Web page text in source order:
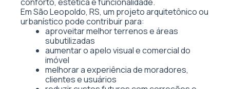
Em São Leopoldo, RS, um projeto arquitetônico ou
urbanístico pode contribuir para:
aproveitar melhor terrenos e áreas
subutilizadas
aumentar o apelo visual e comercial do
imóvel
melhorar a experiência de moradores,
clientes e usuários